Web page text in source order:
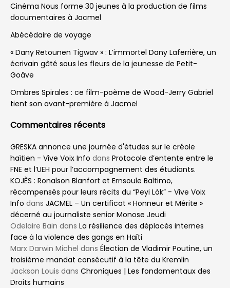
Cinéma Nous forme 30 jeunes à la production de films
documentaires à Jacmel
Abécédaire de voyage
« Dany Retounen Tigwav » : L’immortel Dany Laferrière, un
écrivain gâté sous les fleurs de la jeunesse de Petit-
Goâve
Ombres Spirales : ce film-poème de Wood-Jerry Gabriel
tient son avant-première à Jacmel
Commentaires récents
GRESKA annonce une journée d'études sur le créole
haïtien - Vive Voix Info dans Protocole d’entente entre le
FNE et l’UEH pour l’accompagnement des étudiants.
KOJÈS : Ronalson Blanfort et Ernsoule Baltimo,
récompensés pour leurs récits du “Peyi Lòk” - Vive Voix
Info dans JACMEL – Un certificat « Honneur et Mérite »
décerné au journaliste senior Monose Jeudi
Odelaire Bain dans La résilience des déplacés internes
face à la violence des gangs en Haïti
Marx Darwin Michel dans Élection de Vladimir Poutine, un
troisième mandat consécutif à la tête du Kremlin
Jackson Louis dans Chroniques | Les fondamentaux des
Droits humains